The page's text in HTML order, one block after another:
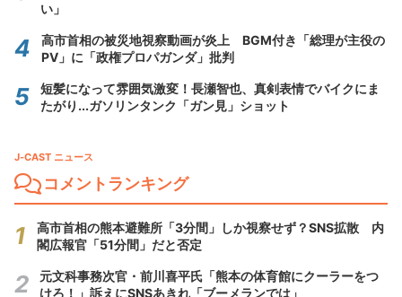
い」
高市首相の被災地視察動画が炎上 BGM付き「総理が主役の
PV」に「政権プロパガンダ」批判
短髪になって雰囲気激変！長瀬智也、真剣表情でバイクにま
たがり...ガソリンタンク「ガン見」ショット
J-CAST ニュース
コメントランキング
高市首相の熊本避難所「3分間」しか視察せず？SNS拡散 内
閣広報官「51分間」だと否定
元文科事務次官・前川喜平氏「熊本の体育館にクーラーをつ
けろ！」訴えにSNSあきれ「ブーメランでは」